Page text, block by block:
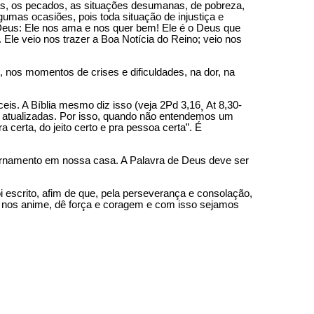
os pecados, as situações desumanas, de pobreza,
ocasiões, pois toda situação de injustiça e
Ele nos ama e nos quer bem! Ele é o Deus que
veio nos trazer a Boa Notícia do Reino; veio nos
momentos de crises e dificuldades, na dor, na
A Bíblia mesmo diz isso (veja 2Pd 3,16¸ At 8,30-
Por isso, quando não entendemos um
certa, do jeito certo e pra pessoa certa”. É
em nossa casa. A Palavra de Deus deve ser
afim de que, pela perseverança e consolação,
anime, dê força e coragem e com isso sejamos